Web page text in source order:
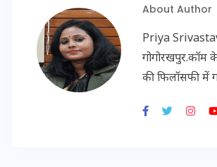
About Author
Priya
गोगोरखपुर.कॉम
की फिलॉसफी में